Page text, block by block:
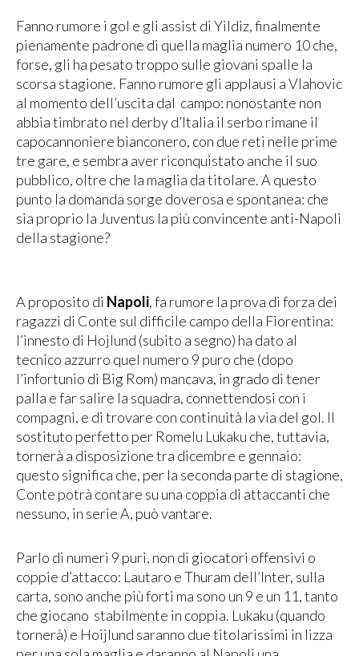
Fanno rumore i gol e gli assist di Yildiz, finalmente
pienamente padrone di quella maglia numero 10 che,
forse, gli ha pesato troppo sulle giovani spalle la
scorsa stagione. Fanno rumore gli applausi a Vlahovic
al momento dell’uscita dal campo: nonostante non
abbia timbrato nel derby d’Italia il serbo rimane il
capocannoniere bianconero, con due reti nelle prime
tre gare, e sembra aver riconquistato anche il suo
pubblico, oltre che la maglia da titolare. A questo
punto la domanda sorge doverosa e spontanea: che
sia proprio la Juventus la più convincente anti-Napoli
della stagione?
A proposito di Napoli, fa rumore la prova di forza dei
ragazzi di Conte sul difficile campo della Fiorentina:
l’innesto di Hojlund (subito a segno) ha dato al
tecnico azzurro quel numero 9 puro che (dopo
l’infortunio di Big Rom) mancava, in grado di tener
palla e far salire la squadra, connettendosi con i
compagni, e di trovare con continuità la via del gol. Il
sostituto perfetto per Romelu Lukaku che, tuttavia,
tornerà a disposizione tra dicembre e gennaio:
questo significa che, per la seconda parte di stagione,
Conte potrà contare su una coppia di attaccanti che
nessuno, in serie A, può vantare.
Parlo di numeri 9 puri, non di giocatori offensivi o
coppie d’attacco: Lautaro e Thuram dell’Inter, sulla
carta, sono anche più forti ma sono un 9 e un 11, tanto
che giocano stabilmente in coppia. Lukaku (quando
tornerà) e Hoijlund saranno due titolarissimi in lizza